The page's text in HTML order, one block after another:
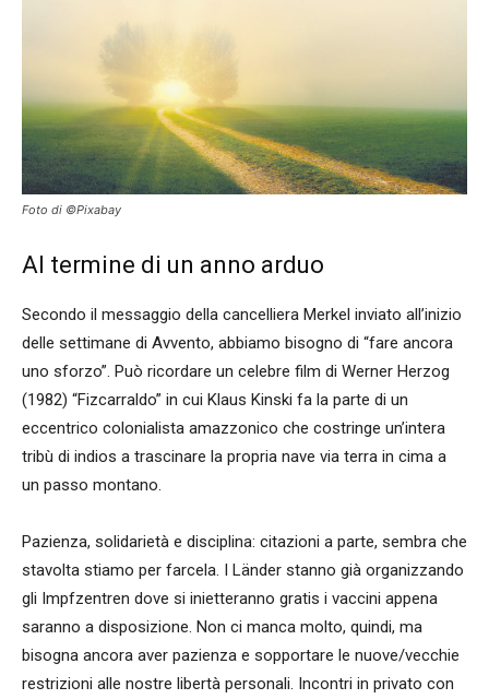
Foto di ©Pixabay
Al termine di un anno arduo
Secondo il messaggio della cancelliera Merkel inviato all’inizio
delle settimane di Avvento, abbiamo bisogno di “fare ancora
uno sforzo”. Può ricordare un celebre film di Werner Herzog
(1982) “Fizcarraldo” in cui Klaus Kinski fa la parte di un
eccentrico colonialista amazzonico che costringe un’intera
tribù di indios a trascinare la propria nave via terra in cima a
un passo montano.
Pazienza, solidarietà e disciplina: citazioni a parte, sembra che
stavolta stiamo per farcela. I Länder stanno già organizzando
gli Impfzentren dove si inietteranno gratis i vaccini appena
saranno a disposizione. Non ci manca molto, quindi, ma
bisogna ancora aver pazienza e sopportare le nuove/vecchie
restrizioni alle nostre libertà personali. Incontri in privato con